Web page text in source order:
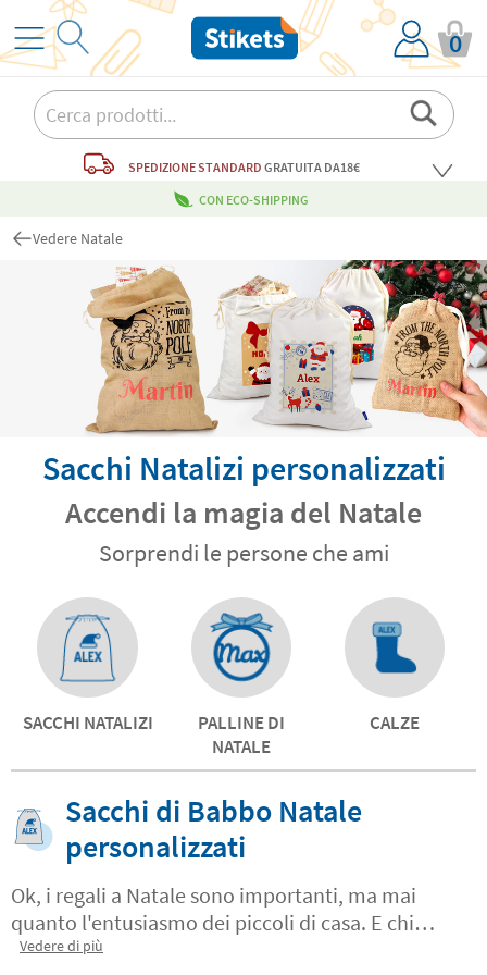
0
SPEDIZIONE STANDARD GRATUITADA18€
CON ECO-SHIPPING
Vedere Natale
Sacchi Natalizi personalizzati
Accendi la magia del Natale
Sorprendi le persone che ami
SACCHI NATALIZI
PALLINE DI
NATALE
CALZE
Sacchi di Babbo Natale
personalizzati
Ok, i regali a Natale sono importanti, ma mai
quanto l'entusiasmo dei piccoli di casa. E chi
meglio di Babbo Natale può
Vedere di più